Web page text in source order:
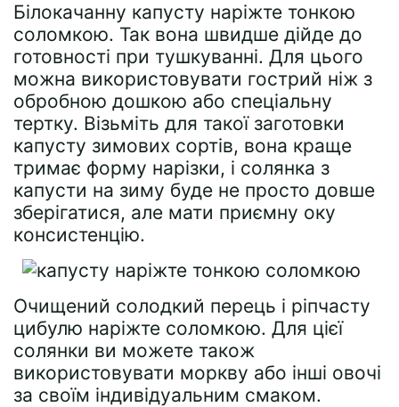
Білокачанну капусту наріжте тонкою
соломкою. Так вона швидше дійде до
готовності при тушкуванні. Для цього
можна використовувати гострий ніж з
обробною дошкою або спеціальну
тертку. Візьміть для такої заготовки
капусту зимових сортів, вона краще
тримає форму нарізки, і солянка з
капусти на зиму буде не просто довше
зберігатися, але мати приємну оку
консистенцію.
Очищений солодкий перець і ріпчасту
цибулю наріжте соломкою. Для цієї
солянки ви можете також
використовувати моркву або інші овочі
за своїм індивідуальним смаком.